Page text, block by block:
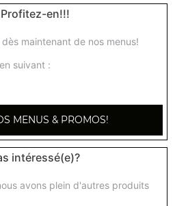
3.80€
non disponible
3.90€
Profitez-en!!!
maintenant de nos menus!
suivant :
MENUS & PROMOS!
intéressé(e)?
avons plein d'autres produits